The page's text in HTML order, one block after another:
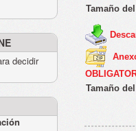
decidir
Tamaño
Tamaño